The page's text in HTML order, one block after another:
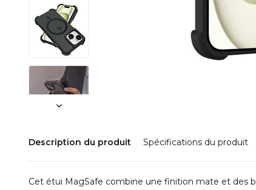
Description du produit Spécifications du produit
Cet étui MagSafe combine une finition mate et des